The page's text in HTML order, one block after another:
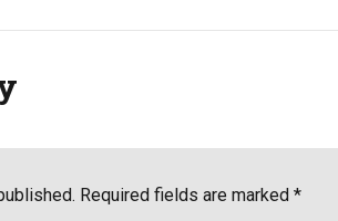
Required fields are marked *